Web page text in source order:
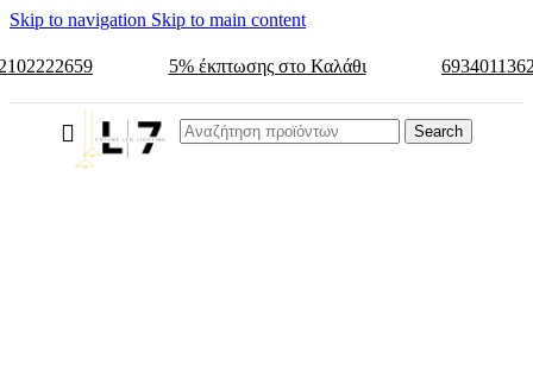
Skip to navigation Skip to main content
5% έκπτωσης στο Καλάθι
Search